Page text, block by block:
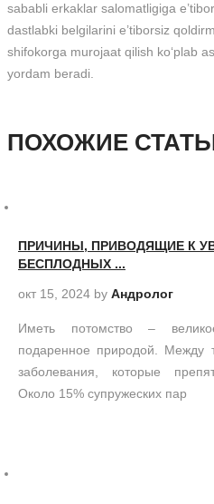
sababli erkaklar salomatligiga
dastlabki belgilarini e’tiborsiz
shifokorga murojaat qilish ko‘plab
yordam beradi.
ПОХОЖИЕ
ПРИЧИНЫ, ПРИВОДЯЩИЕ К
БЕСПЛОДНЫХ ...
окт 15, 2024 by Андролог
Иметь потомство –
подаренное природой. Между
заболевания, которые
Около 15% супружеских пар